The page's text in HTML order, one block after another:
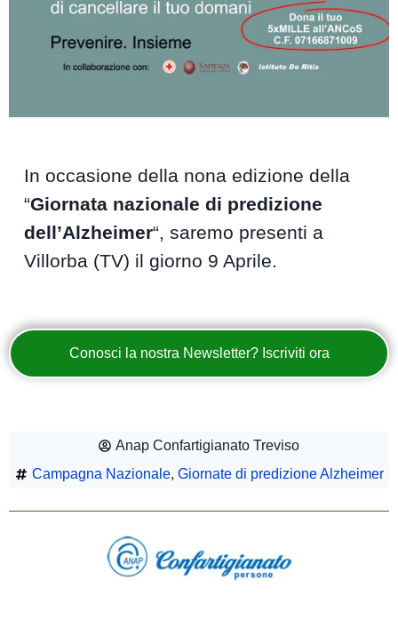
In occasione della nona edizione della
“Giornata nazionale di predizione
dell’Alzheimer“, saremo presenti a
Villorba (TV) il giorno 9 Aprile.
Conosci la nostra Newsletter? Iscriviti ora
Anap Confartigianato Treviso
Campagna Nazionale, Giornate di predizione Alzheimer